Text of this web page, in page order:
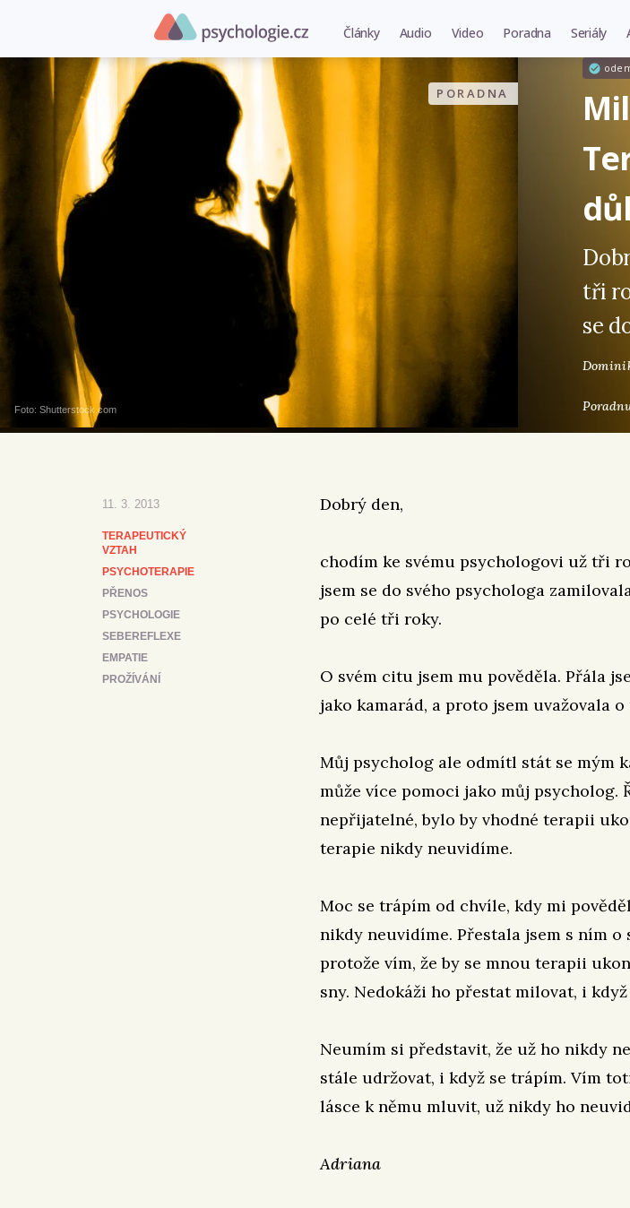
Články Audio Video Poradna Seriály
PORADNA
Foto: Shutterstock.com
tři
se
11. 3. 2013
TERAPEUTICKÝ
VZTAH
PSYCHOTERAPIE
PŘENOS
PSYCHOLOGIE
SEBEREFLEXE
EMPATIE
PROŽÍVÁNÍ
Dobrý den,
chodím ke svému psychologovi už tři
jsem se do svého psychologa
po celé tři roky.
O svém citu jsem mu pověděla. Přála
jako kamarád, a proto jsem uvažovala
Můj psycholog ale odmítl stát se mým
může více pomoci jako můj psycholog.
nepřijatelné, bylo by vhodné terapii
terapie nikdy neuvidíme.
Moc se trápím od chvíle, kdy mi
nikdy neuvidíme. Přestala jsem s ním
protože vím, že by se mnou terapii
sny. Nedokáži ho přestat milovat, i
Neumím si představit, že už ho nikdy
stále udržovat, i když se trápím. Vím
lásce k němu mluvit, už nikdy ho
Adriana